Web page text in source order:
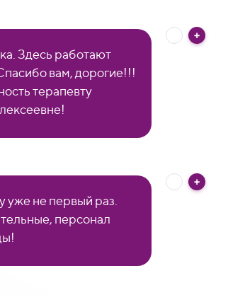
Здесь работают
вам, дорогие!!!
терапевту
уже не первый раз.
персонал